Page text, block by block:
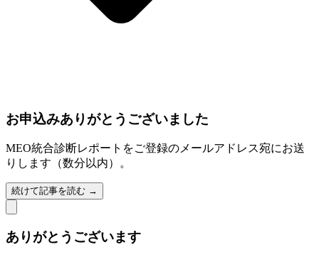
お申込みありがとうございました
MEO統合診断レポートをご登録のメールアドレス宛にお送
りします（数分以内）。
続けて記事を読む →
ありがとうございます